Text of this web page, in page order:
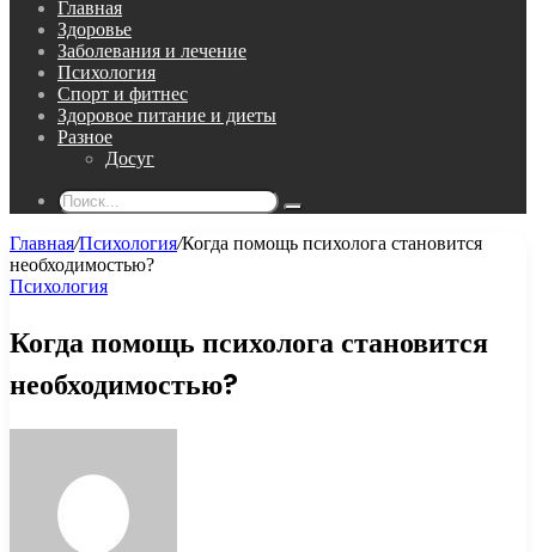
Главная
Здоровье
Заболевания и лечение
Психология
Спорт и фитнес
Здоровое питание и диеты
Разное
Досуг
Поиск...
Главная/Психология/Когда помощь психолога становится
необходимостью?
Психология
Когда помощь психолога становится
необходимостью?